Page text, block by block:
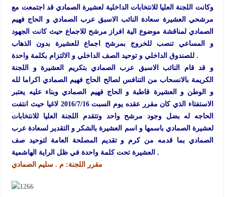
الملك يلتقي مجموعة من رفاق السلاح
الملك يتلقى اتصالا هاتفيا من العاهل البحريني
القاضي محمود أحمد فريحات.. مبارك ومزيدا من التوفيق
وكانت اللجنة العليا للانتخابات الداخلية لعشيرة الصمادي قد اجتمعت مع
مرشحي العشيرة سعادة النائب الاسبق عرب الصمادي و الحاج فهيم
الصمادي لمناقشة موضوع الية افراز مرشح للاجماع حيث كانت الجهود
و المساعي تنصب للخروج بمرشح اجماع للعشيرة بدون الذهاب
للصندوق الداخلي و توحيد الصف الداخلي و الالتزام بكلمة واحدة .
و قد قام النائب الاسبق عرب الصمادي بتكريم العشيرة و اللجنة
الكريمة بالانسحاب من التنافس لصالح الحاج فهيم الصمادي اكراما لله
و الوطن و العشيرة قاطبة و الحاج فهيم الصمادي وبناء عليه يعتبر
الاستفتاء الذي كان مقرر عقده يوم السبت 2016/7/16 لاغيا حيث انتفت
الحاجه له بضل وجود مرشح واحد وتتقدم اللجنة العليا للانتخابات
لعشيرة الصمادي باسمها و اسم العشيرة بالشكر و التقدير لسعادة عرب
الصمادي بما قدمه من كرم و تقديم المصلحة العامة لتوحيد صف
العشيرة تحت كلمة واحدة في ظل الراية الهاشمية .
مقرر اللجنة: م . سليم الصمادي